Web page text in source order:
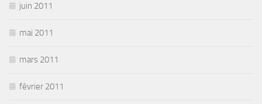
juin 2011
mai 2011
mars 2011
février 2011